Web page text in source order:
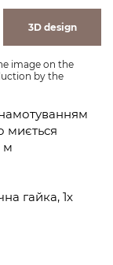
3D design
image on the
by the
миється
м
гайка, 1x